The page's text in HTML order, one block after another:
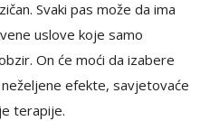
Svaki pas može da ima
uslove koje samo
On će moći da izabere
efekte, savjetovaće
terapije.